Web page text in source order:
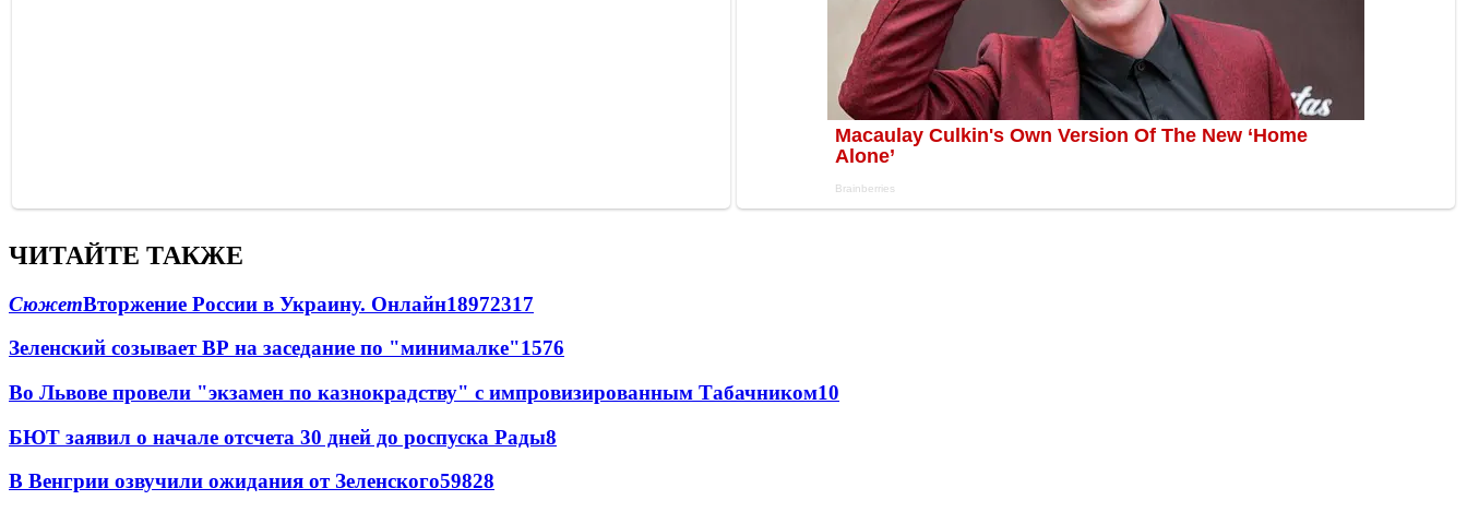
ЧИТАЙТЕ ТАКЖЕ
СюжетВторжение России в Украину. Онлайн18972317
Зеленский созывает ВР на заседание по "минималке"1576
Во Львове провели "экзамен по казнокрадству" с импровизированным Табачником10
БЮТ заявил о начале отсчета 30 дней до роспуска Рады8
В Венгрии озвучили ожидания от Зеленского59828